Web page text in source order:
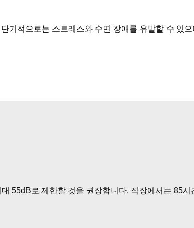
기적으로는 스트레스와 수면 장애를 유발할 수 있
55dB로 제한할 것을 권장합니다. 직장에서는 85